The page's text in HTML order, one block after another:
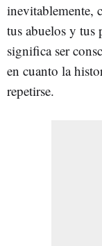
inevitablemente,
tus abuelos y tus
significa ser
en cuanto la
repetirse.